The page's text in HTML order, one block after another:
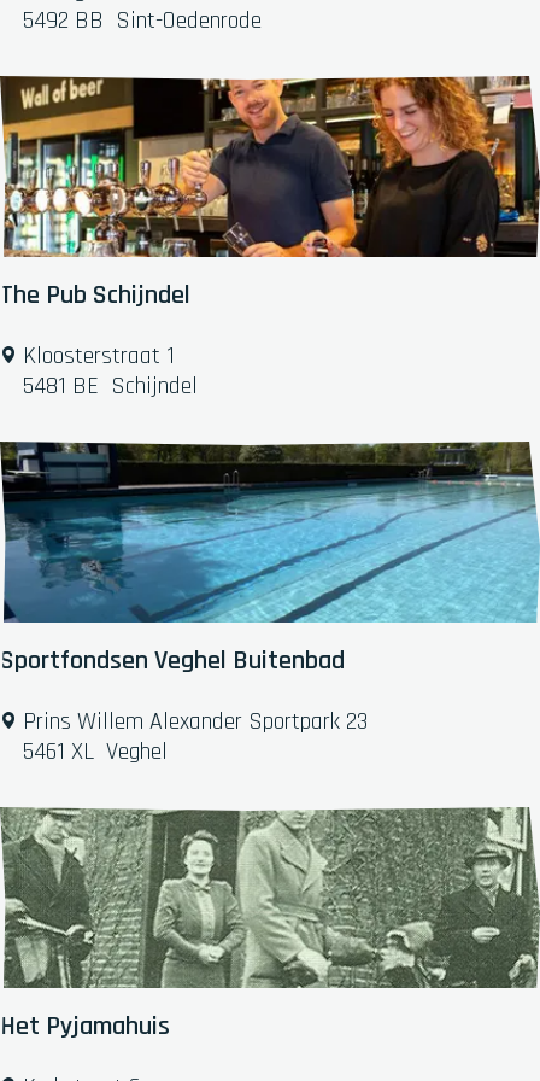
r
4
8
J
s
s
a
o
5492 BB Sint-Oedenrode
The Pub Schijndel
T
P
u
b
S
c
h
i
j
d
Kloosterstraat 1
5481 BE Schijndel
Sportfondsen Veghel Buitenbad
S
r
t
f
o
n
d
s
e
Prins Willem Alexander Sportpark 23
5461 XL Veghel
Het Pyjamahuis